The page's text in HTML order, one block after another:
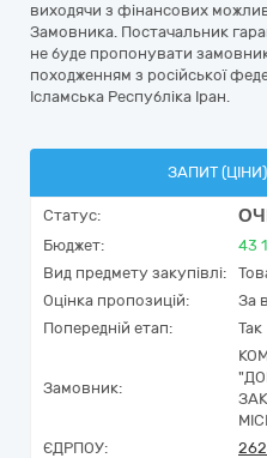
виходячи з фінансових
Замовника. Постачальник
не буде пропонувати
походженням з російської
Ісламська Республіка Іран.
ЗАПИТ
Статус:
Бюджет: 43
Вид предмету закупівлі:
Оцінка пропозицій:
За
Попередній етап:
Так
Замовник:
ЄДРПОУ: